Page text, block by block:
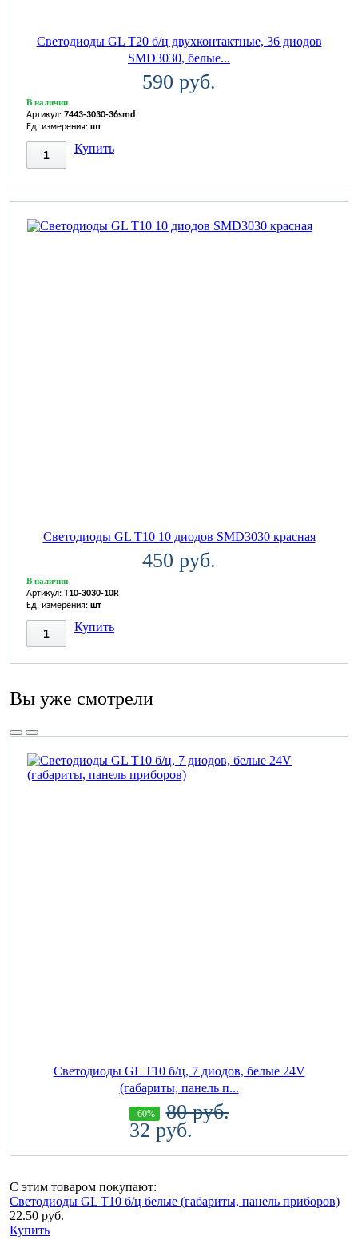
Светодиоды GL T20 б/ц двухконтактные, 36 диодов
SMD3030, белые...
590 руб.
В наличии
Артикул: 7443-3030-36smd
Ед. измерения: шт
Купить
Светодиоды GL T10 10 диодов SMD3030 красная
450 руб.
В наличии
Артикул: T10-3030-10R
Ед. измерения: шт
Купить
Вы уже смотрели
Светодиоды GL T10 б/ц, 7 диодов, белые 24V
(габариты, панель п...
-60% 80 руб.
32 руб.
С этим товаром покупают:
Светодиоды GL T10 б/ц белые (габариты, панель приборов)
22.50 руб.
Купить